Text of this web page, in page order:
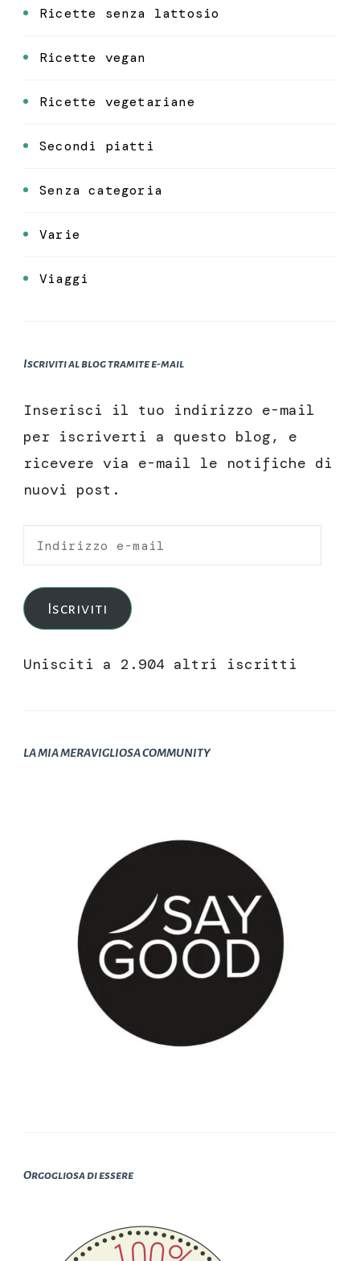
Ricette senza lattosio
Ricette vegan
Ricette vegetariane
Secondi piatti
Senza categoria
Varie
Viaggi
Iscriviti al blog tramite e-mail
Inserisci il tuo indirizzo e-mail
per iscriverti a questo blog, e
ricevere via e-mail le notifiche di
nuovi post.
Indirizzo
mail
Iscriviti
Unisciti a 2.904 altri iscritti
LA MIA MERAVIGLIOSA COMMUNITY
Orgogliosa di essere